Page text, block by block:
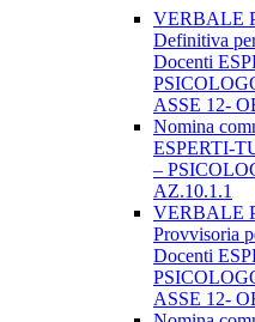
VERBALE
Definitiva
Docenti
ASSE 12-
Nomina
ESPERTI-
–
AZ.10.1.1
VERBALE
Provvisoria
Docenti
ASSE 12-